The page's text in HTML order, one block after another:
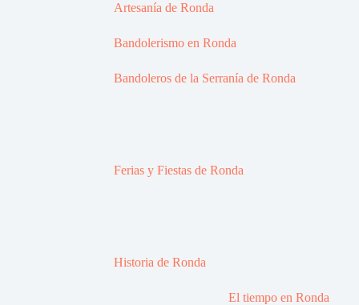
Artesanía de Ronda
Bandolerismo en Ronda
Bandoleros de la Serranía de Ronda
Ferias y Fiestas de Ronda
Historia de Ronda
El tiempo en Ronda